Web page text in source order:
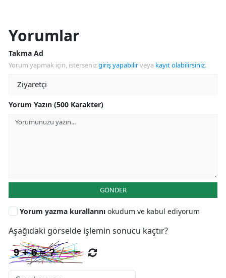
Yorumlar
Takma Ad
Yorum yapmak için, istersenizgiriş yapabilirveya kayıt olabilirsiniz.
Yorum Yazın (500 Karakter)
GÖNDER
Yorum yazma kurallarını okudum ve kabul ediyorum
Aşağıdaki görselde işlemin sonucu kaçtır?